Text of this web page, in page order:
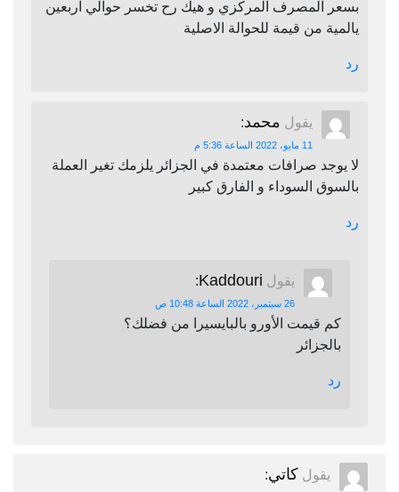
بسعر المصرف المركزي و هيك رح تخسر حوالي اربعين
يالمية من قيمة للحوالة الاصلية
رد
يقول محمد:
11 مايو، 2022 الساعة 5:36 م
لا يوجد صرافات معتمدة في الجزائر يلزمك تغير العملة
بالسوق السوداء و الفارق كبير
رد
يقول Kaddouri
:
26 سبتمبر، 2022 الساعة 10:48 ص
كم قيمت الأورو بالبايسيرا من فضلك؟
بالجزائر
رد
يقول كاتي: